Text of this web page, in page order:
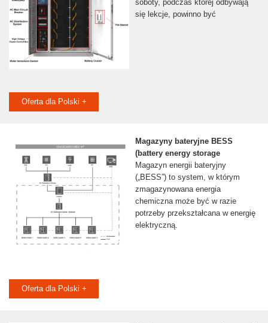
soboty, podczas której odbywają
się lekcje, powinno być
Oferta dla Polski +
Magazyny bateryjne BESS
(battery energy storage
Magazyn energii bateryjny
(„BESS”) to system, w którym
zmagazynowana energia
chemiczna może być w razie
potrzeby przekształcana w energię
elektryczną.
Oferta dla Polski +